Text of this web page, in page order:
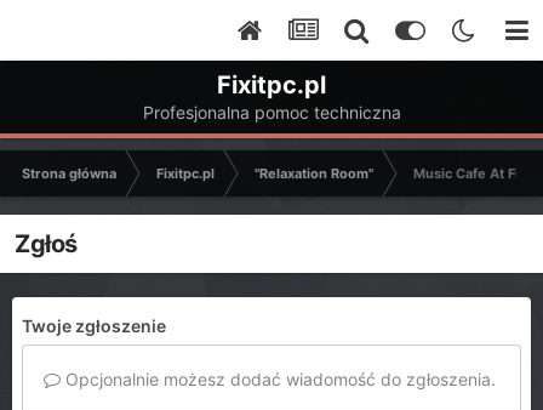
Fixitpc.pl
Profesjonalna pomoc techniczna
Strona główna Fixitpc.pl "Relaxation Room" Music Cafe At
Zgłoś
Twoje zgłoszenie
Opcjonalnie możesz dodać wiadomość do zgłoszenia.